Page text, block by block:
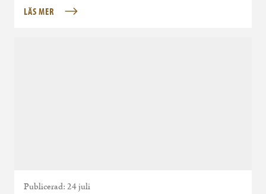
LÄS MER
Publicerad: 24 juli